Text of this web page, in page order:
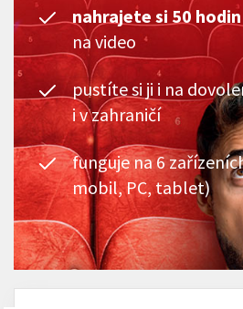
nahrajete si 50 hodin
na video
pustíte si ji i na
i v zahraničí
funguje na 6
mobil, PC, tablet)